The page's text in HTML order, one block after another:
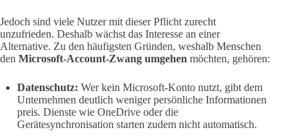
Jedoch sind viele Nutzer mit dieser Pflicht zurecht
unzufrieden. Deshalb wächst das Interesse an einer
Alternative. Zu den häufigsten Gründen, weshalb Menschen
den Microsoft-Account-Zwang umgehen möchten, gehören:
Datenschutz: Wer kein Microsoft-Konto nutzt, gibt dem
Unternehmen deutlich weniger persönliche Informationen
preis. Dienste wie OneDrive oder die
Gerätesynchronisation starten zudem nicht automatisch.